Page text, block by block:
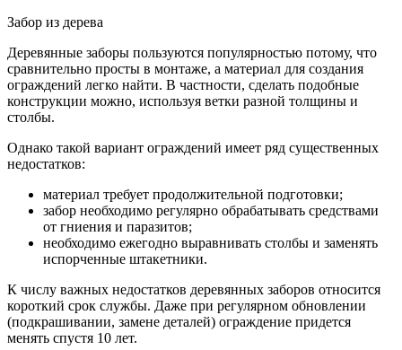
Забор из дерева
Деревянные заборы пользуются популярностью потому, что
сравнительно просты в монтаже, а материал для создания
ограждений легко найти. В частности, сделать подобные
конструкции можно, используя ветки разной толщины и
столбы.
Однако такой вариант ограждений имеет ряд существенных
недостатков:
материал требует продолжительной подготовки;
забор необходимо регулярно обрабатывать средствами
от гниения и паразитов;
необходимо ежегодно выравнивать столбы и заменять
испорченные штакетники.
К числу важных недостатков деревянных заборов относится
короткий срок службы. Даже при регулярном обновлении
(подкрашивании, замене деталей) ограждение придется
менять спустя 10 лет.